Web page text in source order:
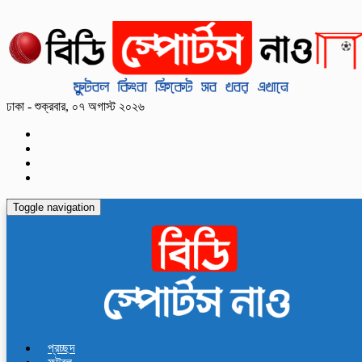
ঢাকা - শুক্রবার, ০৭ অগাস্ট ২০২৬
Toggle navigation
প্রচ্ছদ